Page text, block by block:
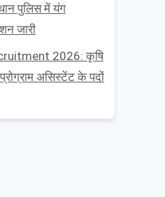
पुलिस में यंग
जारी
2026: कृषि
असिस्टेंट के पदों